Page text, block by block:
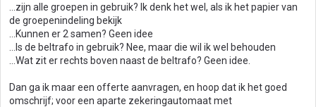
…zijn alle groepen in gebruik? Ik denk het wel, als ik het papier van
de groepenindeling bekijk
…Kunnen er 2 samen? Geen idee
…Is de beltrafo in gebruik? Nee, maar die wil ik wel behouden
…Wat zit er rechts boven naast de beltrafo? Geen idee.
Dan ga ik maar een offerte aanvragen, en hoop dat ik het goed
omschrijf; voor een aparte zekeringautomaat met